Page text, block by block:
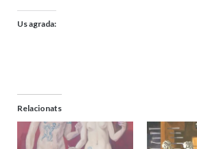
Us agrada:
Relacionats